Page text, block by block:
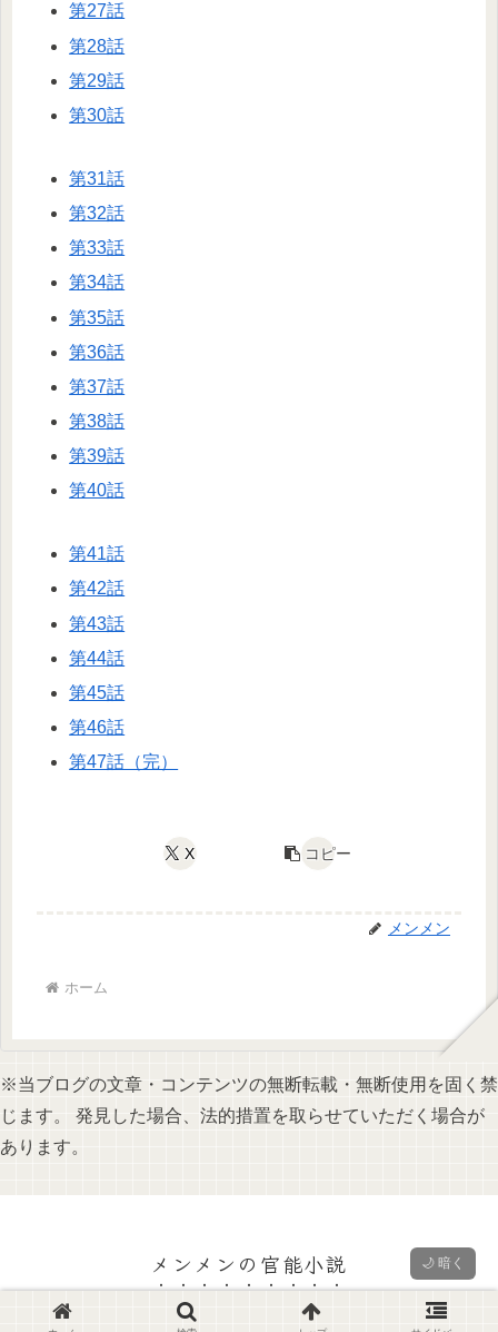
第27話
第28話
第29話
第30話
第31話
第32話
第33話
第34話
第35話
第36話
第37話
第38話
第39話
第40話
第41話
第42話
第43話
第44話
第45話
第46話
第47話（完）
X コピー
メンメン
ホーム
※当ブログの文章・コンテンツの無断転載・無断使用を固く禁
じます。 発見した場合、法的措置を取らせていただく場合が
あります。
メンメンの官能小説
© 2006 メンメンの官能小説.
🌙 暗く